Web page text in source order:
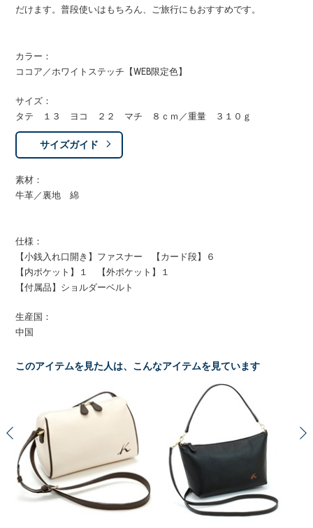
だけます。普段使いはもちろん、ご旅行にもおすすめです。
カラー：
ココア／ホワイトステッチ【WEB限定色】
サイズ：
タテ １３ ヨコ ２２ マチ ８ｃｍ／重量 ３１０ｇ
サイズガイド
素材：
牛革／裏地 綿
仕様：
【小銭入れ口開き】ファスナー 【カード段】６
【内ポケット】１ 【外ポケット】１
【付属品】ショルダーベルト
生産国：
中国
このアイテムを見た人は、こんなアイテムを見ています